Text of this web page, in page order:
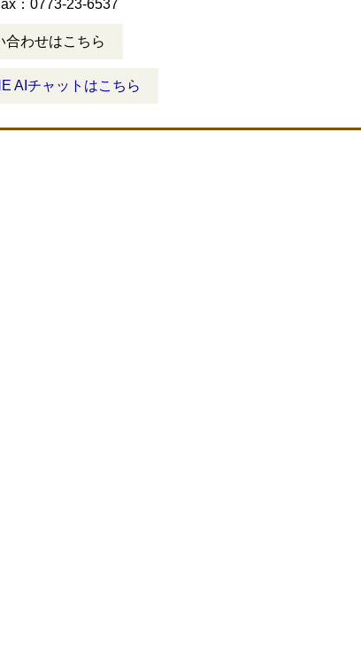
：0773-23-6537
合わせはこちら
AIチャットはこちら